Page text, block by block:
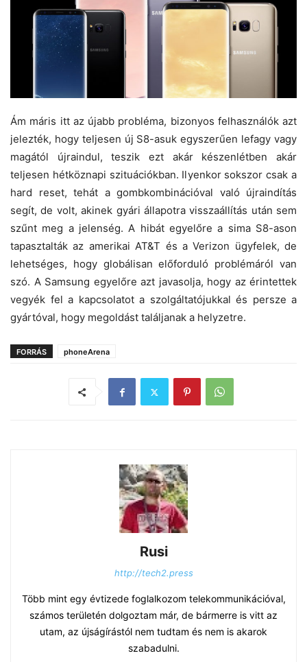
Ám máris itt az újabb probléma, bizonyos felhasználók azt
jelezték, hogy teljesen új S8-asuk egyszerűen lefagy vagy
magától újraindul, teszik ezt akár készenlétben akár
teljesen hétköznapi szituációkban. Ilyenkor sokszor csak a
hard reset, tehát a gombkombinációval való újraindítás
segít, de volt, akinek gyári állapotra visszaállítás után sem
szűnt meg a jelenség. A hibát egyelőre a sima S8-ason
tapasztalták az amerikai AT&T és a Verizon ügyfelek, de
lehetséges, hogy globálisan előforduló problémáról van
szó. A Samsung egyelőre azt javasolja, hogy az érintettek
vegyék fel a kapcsolatot a szolgáltatójukkal és persze a
gyártóval, hogy megoldást találjanak a helyzetre.
FORRÁS phoneArena
Rusi
http://tech2.press
Több mint egy évtizede foglalkozom telekommunikációval,
számos területén dolgoztam már, de bármerre is vitt az
utam, az újságírástól nem tudtam és nem is akarok
szabadulni.